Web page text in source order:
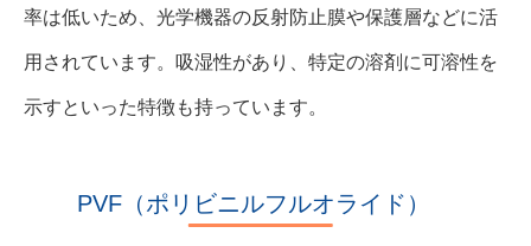
率は低いため、光学機器の反射防止膜や保護層などに活
用されています。吸湿性があり、特定の溶剤に可溶性を
示すといった特徴も持っています。
PVF（ポリビニルフルオライド）